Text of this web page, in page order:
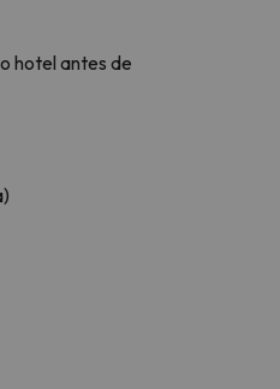
hotel antes de